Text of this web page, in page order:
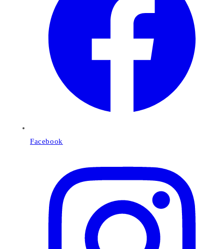
Facebook